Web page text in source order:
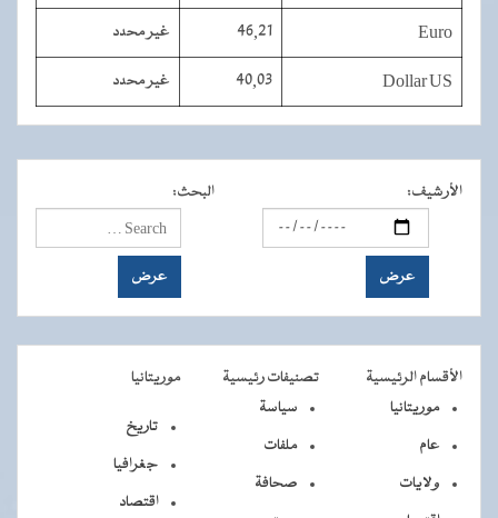
Euro
46,21 غير محدد
Dollar US
40,03 غير محدد
الأرشيف: البحث:
الأقسام الرئيسية تصنيفات رئيسية
موريتانيا
موريتانيا
عام
ولايات
سياسة
ملفات
صحافة
تاريخ
جغرافيا
اقتصاد